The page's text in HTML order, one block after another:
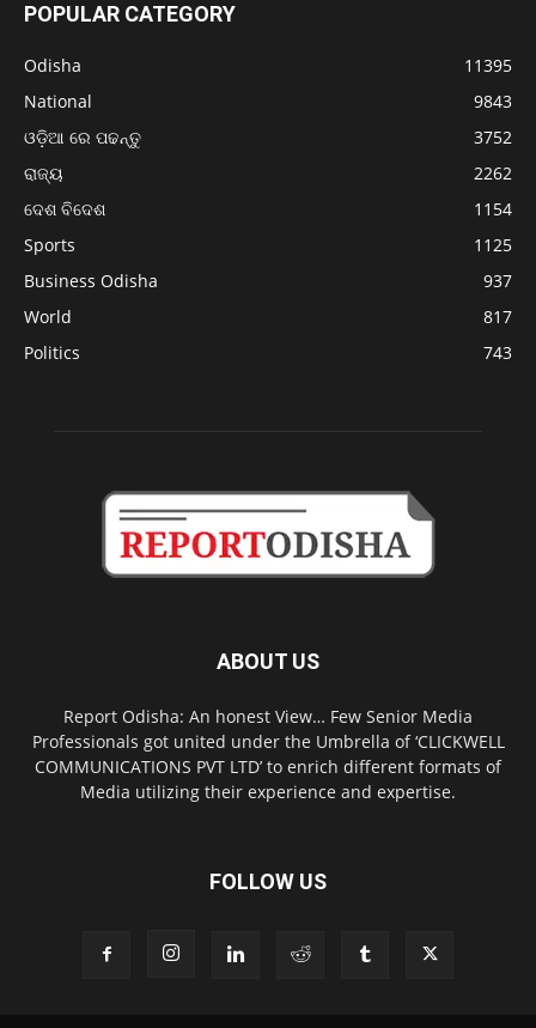
POPULAR CATEGORY
Odisha
11395
National
9843
ଓଡ଼ିଆ ରେ ପଢନ୍ତୁ
3752
ରାଜ୍ୟ
2262
ଦେଶ ବିଦେଶ
1154
Sports
1125
Business Odisha
937
World
817
Politics
743
ABOUT US
Report Odisha: An honest View… Few Senior Media
Professionals got united under the Umbrella of ‘CLICKWELL
COMMUNICATIONS PVT LTD’ to enrich different formats of
Media utilizing their experience and expertise.
FOLLOW US